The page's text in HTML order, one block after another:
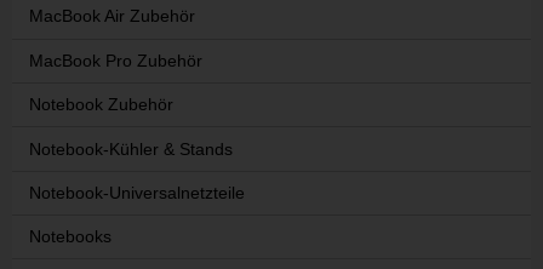
MacBook Air Zubehör
MacBook Pro Zubehör
Notebook Zubehör
Notebook-Kühler & Stands
Notebook-Universalnetzteile
Notebooks